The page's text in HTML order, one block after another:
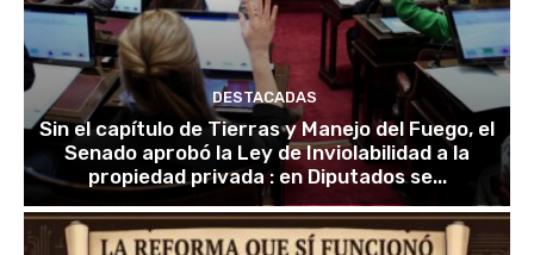
DESTACADAS
Sin el capítulo de Tierras y Manejo del Fuego, el
Senado aprobó la Ley de Inviolabilidad a la
propiedad privada : en Diputados se...